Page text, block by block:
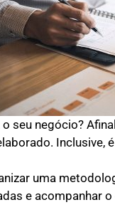
seu negócio?
Inclusive,
uma
e acompanhar